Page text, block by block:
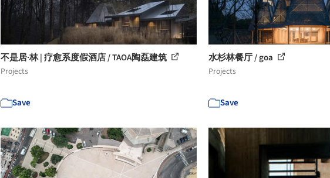
不是居·林 | 疗愈系度假酒店 / TAOA陶磊建筑
Projects
Save
水杉林餐厅 / goa
Projects
Save